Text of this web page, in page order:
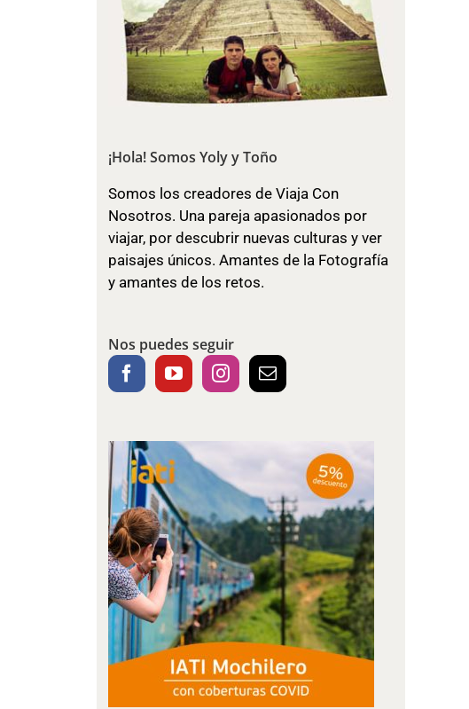
¡Hola! Somos Yoly y Toño
Somos los creadores de Viaja Con
Nosotros. Una pareja apasionados por
viajar, por descubrir nuevas culturas y ver
paisajes únicos. Amantes de la Fotografía
y amantes de los retos.
Nos puedes seguir